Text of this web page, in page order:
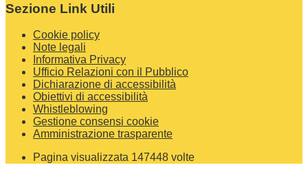
Sezione Link Utili
Cookie policy
Note legali
Informativa Privacy
Ufficio Relazioni con il Pubblico
Dichiarazione di accessibilità
Obiettivi di accessibilità
Whistleblowing
Gestione consensi cookie
Amministrazione trasparente
Pagina visualizzata 147448 volte